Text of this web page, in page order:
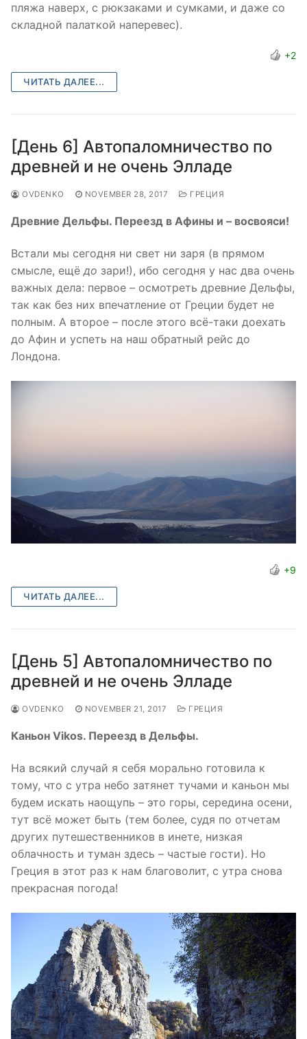
пляжа наверх, с рюкзаками и сумками, и даже со
складной палаткой наперевес).
+2
ЧИТАТЬ ДАЛЕЕ...
[День 6] Автопаломничество по
древней и не очень Элладе
OVDENKO NOVEMBER 28, 2017 ГРЕЦИЯ
Древние Дельфы. Переезд в Афины и – восвояси!
Встали мы сегодня ни свет ни заря (в прямом
смысле, ещёдо зари!), ибо сегодня у нас два очень
важных дела: первое – осмотреть древние Дельфы,
так как без них впечатление от Греции будет не
полным. А второе – после этого всё-таки доехать
до Афин и успеть на наш обратный рейс до
Лондона.
+9
ЧИТАТЬ ДАЛЕЕ...
[День 5] Автопаломничество по
древней и не очень Элладе
OVDENKO NOVEMBER 21, 2017 ГРЕЦИЯ
Каньон Vikos. Переезд в Дельфы.
На всякий случай я себя морально готовила к
тому, что с утра небо затянет тучами и каньон мы
будем искать наощупь – это горы, середина осени,
тут всё может быть (тем более, судя по отчетам
других путешественников в инете, низкая
облачность и туман здесь – частые гости). Но
Греция в этот раз к нам благоволит, с утра снова
прекрасная погода!